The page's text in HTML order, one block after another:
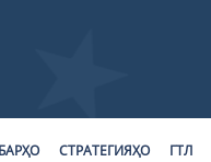
СТРАТЕГИЯҲО ГТЛ